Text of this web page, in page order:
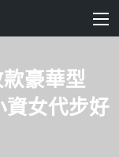
款豪華型
資女代步好